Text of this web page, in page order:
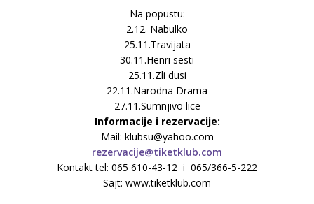
Na popustu:
2.12. Nabulko
25.11.Travijata
30.11.Henri sesti
25.11.Zli dusi
22.11.Narodna Drama
27.11.Sumnjivo lice
Informacije i rezervacije:
Mail: klubsu@yahoo.com
rezervacije@tiketklub.com
Kontakt tel: 065 610-43-12 i 065/366-5-222
Sajt: www.tiketklub.com